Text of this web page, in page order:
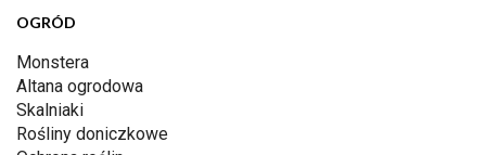
OGRÓD
Monstera
Altana ogrodowa
Skalniaki
Rośliny doniczkowe